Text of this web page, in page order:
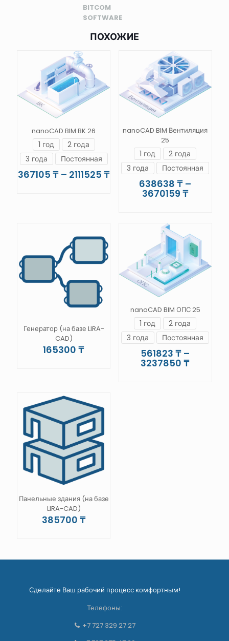
BITCOM
SOFTWARE
ПОХОЖИЕ
nanoCAD BIM BK 26
1 год
2 года
3 года
Постоянная
367105 ₸ – 2111525 ₸Диапазон
367105 ₸
Опции
можно
выбрать
товара.
nanoCAD BIM Вентиляция
25
1 год
2 года
3 года
Постоянная
638638₸ –
3670159 ₸
3670159
имеет
несколько
вариаций.
Опции
можно
выбрать
на
странице
Генератор (на базе LIRA-
CAD)
165300₸
nanoCAD BIM ОПС 25
1 год
2 года
3 года
Постоянная
561823₸ –
3237850₸
Панельные здания (на базе
LIRA-CAD)
385700 ₸
Сделайте Ваш рабочий процесс комфортным!
Телефоны:
+7 727 329 27 27